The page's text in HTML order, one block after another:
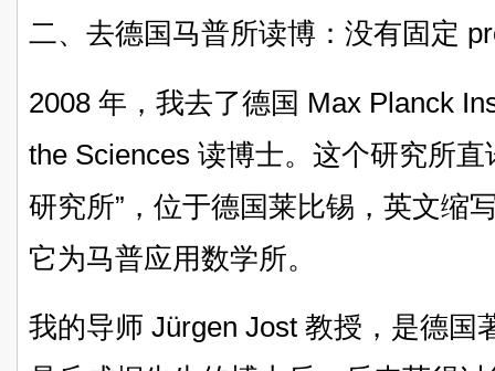
二、去德国马普所读博：没有固定
2008 年，我去了德国 Max Planck
the Sciences 读博士。这个研究所
研究所”，位于德国莱比锡，英文缩
它为马普应用数学所。
我的导师 Jürgen Jost 教授，是德国